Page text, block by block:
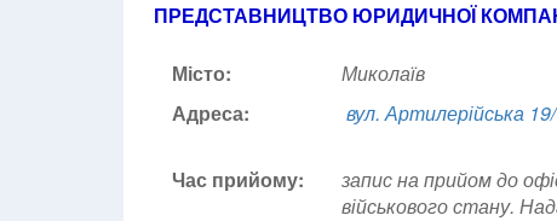
ПРЕДСТАВНИЦТВО ЮРИДИЧНОЇ
Місто:
Миколаїв
Адреса:
вул. Артилерійська
Час прийому:
запис на прийом до
військового стану.